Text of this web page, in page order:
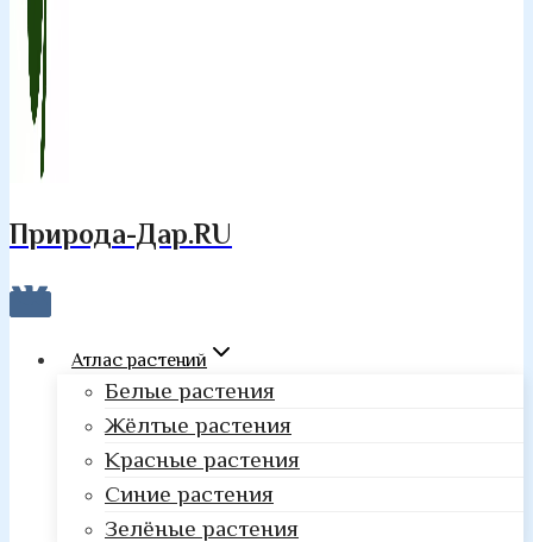
Природа-Дар.RU
Атлас растений
Белые растения
Жёлтые растения
Красные растения
Синие растения
Зелёные растения